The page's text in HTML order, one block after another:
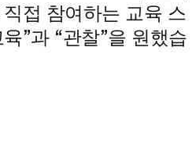
접 참여하는 교육 스
”과 “관찰”을 원했습